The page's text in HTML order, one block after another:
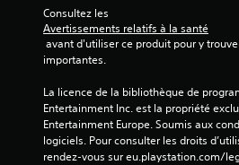
Consultez les
Avertissements relatifs à la santé
importantes.
La licence de la bibliothèque de
Entertainment Inc. est la propriété
Entertainment Europe. Soumis aux
logiciels. Pour consulter les droits
rendez-vous sur eu.playstation.com/